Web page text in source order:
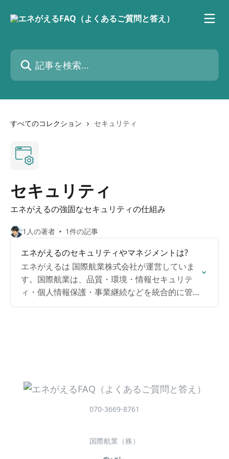
記事を検索...
すべてのコレクション セキュリティ
セキュリティ
エネがえるの強固なセキュリティの仕組み
1人の著者 1件の記事
エネがえるのセキュリティやマネジメントは?
エネがえるは 国際航業株式会社が運営していま
す。国際航業は、品質・環境・情報セキュリテ
ィ・個人情報保護・事業継続などを統合的に管
理する KKC-IMS（統合マネジメントシステム）
ます。安心してご利用ください。）
070-3669-8761
国際航業（株）